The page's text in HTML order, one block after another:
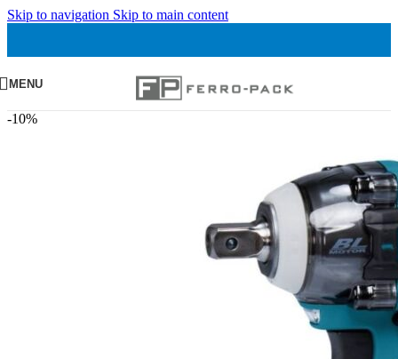
Skip to navigation Skip to main content
MENU
-10%